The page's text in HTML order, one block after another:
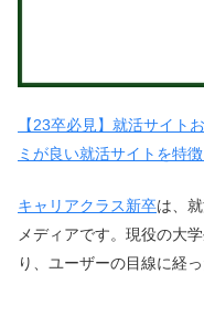
【23卒必見】就活サイト
ミが良い就活サイトを特
キャリアクラス新卒は、
メディアです。 現役の大
り、 ユーザーの目線に経